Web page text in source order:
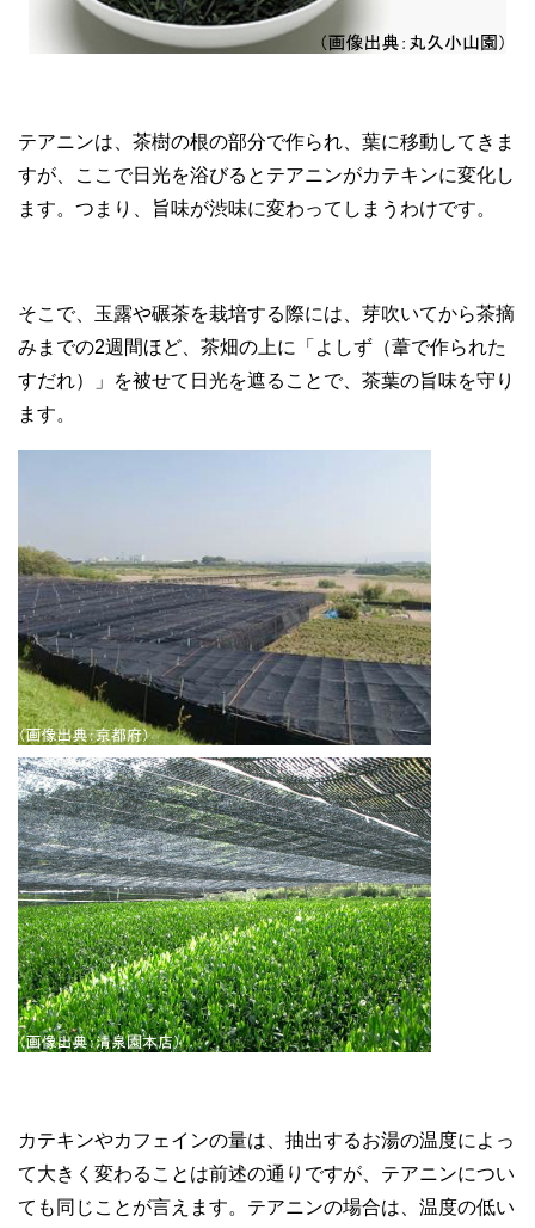
テアニンは、茶樹の根の部分で作られ、葉に移動してきま
すが、ここで日光を浴びるとテアニンがカテキンに変化し
ます。つまり、旨味が渋味に変わってしまうわけです。
そこで、玉露や碾茶を栽培する際には、芽吹いてから茶摘
みまでの2週間ほど、茶畑の上に「よしず（葦で作られた
すだれ）」を被せて日光を遮ることで、茶葉の旨味を守り
ます。
カテキンやカフェインの量は、抽出するお湯の温度によっ
て大きく変わることは前述の通りですが、テアニンについ
ても同じことが言えます。テアニンの場合は、温度の低い